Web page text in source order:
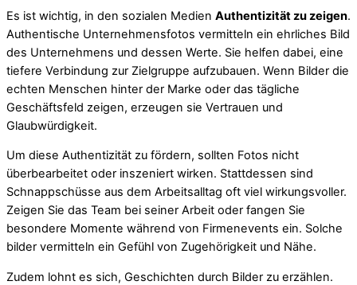
Es ist wichtig, in den sozialen Medien Authentizität zu zeigen.
Authentische Unternehmensfotos vermitteln ein ehrliches Bild
des Unternehmens und dessen Werte. Sie helfen dabei, eine
tiefere Verbindung zur Zielgruppe aufzubauen. Wenn Bilder die
echten Menschen hinter der Marke oder das tägliche
Geschäftsfeld zeigen, erzeugen sie Vertrauen und
Glaubwürdigkeit.
Um diese Authentizität zu fördern, sollten Fotos nicht
überbearbeitet oder inszeniert wirken. Stattdessen sind
Schnappschüsse aus dem Arbeitsalltag oft viel wirkungsvoller.
Zeigen Sie das Team bei seiner Arbeit oder fangen Sie
besondere Momente während von Firmenevents ein. Solche
bilder vermitteln ein Gefühl von Zugehörigkeit und Nähe.
Zudem lohnt es sich, Geschichten durch Bilder zu erzählen.